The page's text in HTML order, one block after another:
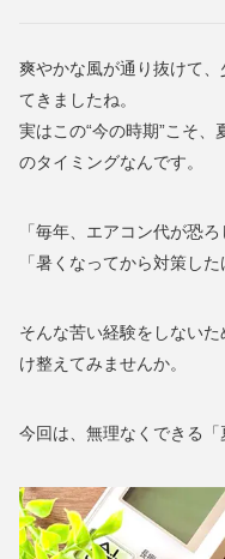
爽やかな風が通り抜けて
てきましたね。
実はこの“今の時期”こそ
のタイミングなんです。
「毎年、エアコン代が恐
「暑くなってから対策し
そんな苦い経験をしない
け整えてみませんか。
今回は、無理なくできる「